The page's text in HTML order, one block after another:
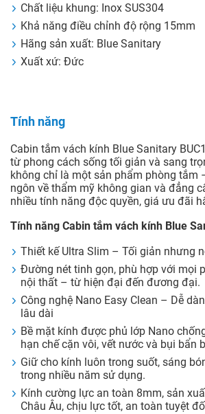
Chất liệu khung: Inox SUS304
Khả năng điều chỉnh độ rộng 15mm
Hãng sản xuất: Blue Sanitary
Xuất xứ: Đức
Tính năng
Cabin tắm vách kính Blue Sanitary
từ phong cách sống tối giản và sang
không chỉ là một sản phẩm phòng tắm
ngôn về thẩm mỹ không gian và đẳng
nhiều tính năng độc quyền, giá ưu đãi
Tính năng Cabin tắm vách kính Blue
Thiết kế Ultra Slim – Tối giản nhưng
Đường nét tinh gọn, phù hợp với mọi
nội thất – từ hiện đại đến đương đại.
Công nghệ Nano Easy Clean – Dễ
lâu dài
Bề mặt kính được phủ lớp Nano
hạn chế cặn vôi, vết nước và bụi bẩn
Giữ cho kính luôn trong suốt, sáng
trong nhiều năm sử dụng.
Kính cường lực an toàn 8mm, sản
Châu Âu, chịu lực tốt, an toàn tuyệt